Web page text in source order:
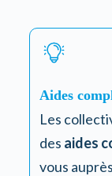
Aides
Les
des aides
vous